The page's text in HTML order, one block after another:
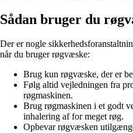
Sådan bruger du
Der er nogle
når du bruger røgvæske:
Brug kun røgvæske, der er
Følg altid vejledningen fra
røgmaskinen.
Brug røgmaskinen i et godt
inhalering af for meget røg.
Opbevar røgvæsken